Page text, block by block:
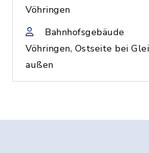
Vöhringen
Bahnhofsgebäude
Vöhringen, Ostseite bei
außen